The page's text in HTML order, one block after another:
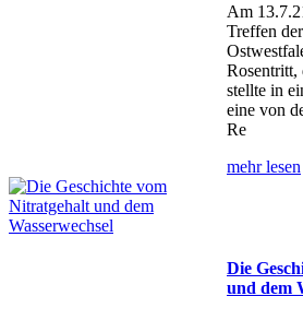
Am
Treffen
Rosentritt,
stellte in
eine von
Re
mehr lesen
Die
und dem